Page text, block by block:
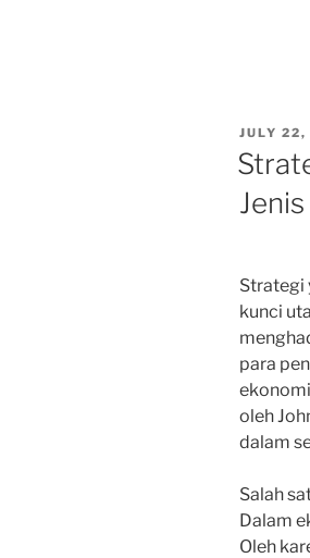
POSTED
JULY
Strategi
kunci
para
oleh
dalam
Salah
Dalam
Oleh